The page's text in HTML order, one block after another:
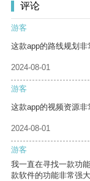
评论
游客
这款app的路线规划非
2024-08-01
游客
这款app的视频资源非
2024-08-01
游客
我一直在寻找一款功
款软件的功能非常强